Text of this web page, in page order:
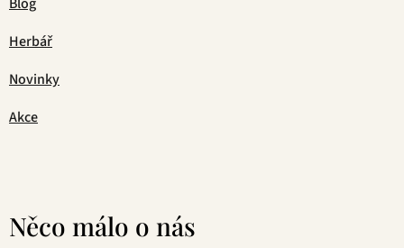
Blog
Herbář
Novinky
Akce
Něco málo o nás